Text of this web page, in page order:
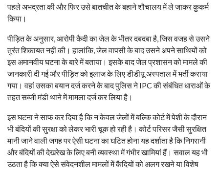
पहले अभद्रता की और फिर उसे बातचीत के बहाने शौचालय में ले जाकर कुकर्म
किया।
पीड़ित के अनुसार, आरोपी कैदी का जेल के भीतर दबदबा है, जिस वजह से उसने
तुरंत शिकायत नहीं की। हालांकि, जेल वापसी के बाद उसने अपने साथियों को
इस अमानवीय घटना के बारे में बताया। इसके बाद जेल प्रशासन को मामले की
जानकारी दी गई और पीड़ित को इलाज के लिए डीडीयू अस्पताल में भर्ती कराया
गया। वहां उसका बयान दर्ज करने के बाद पुलिस ने IPC की संबंधित धाराओं के
तहत सब्जी मंडी थाने में मामला दर्ज कर लिया है।
इस घटना ने साफ कर दिया है कि न केवल जेलों में बल्कि कोर्ट में पेशी के दौरान
भी बंदियों की सुरक्षा को लेकर भारी चूक हो रही है। कोर्ट परिसर जैसी सुरक्षित
मानी जाने वाली जगह पर ऐसी घटना का घटित होना यह दर्शाता है कि निगरानी
और बंदियों की देखरेख के लिए बनी व्यवस्था में गंभीर खामियां हैं। सवाल यह भी
उठता है कि क्या ऐसे संवेदनशील मामलों में कैदियों को अलग रखने या विशेष